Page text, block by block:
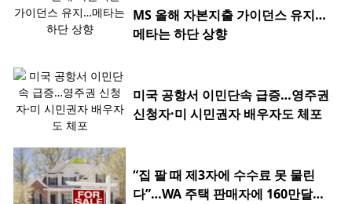
MS 올해 자본지출 가이던스 유지…
메타는 하단 상향
미국 공항서 이민단속 급증…영주권
신청자·미 시민권자 배우자도 체포
“집 팔 때 제3자에 수수료 못 물린
다”…WA 주택 판매자에 160만달러